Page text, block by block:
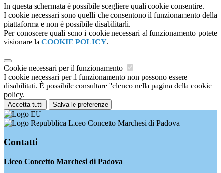
In questa schermata è possibile scegliere quali cookie consentire.
I cookie necessari sono quelli che consentono il funzionamento della
piattaforma e non è possibile disabilitarli.
Per conoscere quali sono i cookie necessari al funzionamento potete
visionare la COOKIE POLICY.
Cookie necessari per il funzionamento
I cookie necessari per il funzionamento non possono essere
disabilitati. È possibile consultare l'elenco nella pagina della cookie
policy.
Accetta tutti Salva le preferenze
Liceo Concetto Marchesi di Padova
Contatti
Liceo Concetto Marchesi di Padova